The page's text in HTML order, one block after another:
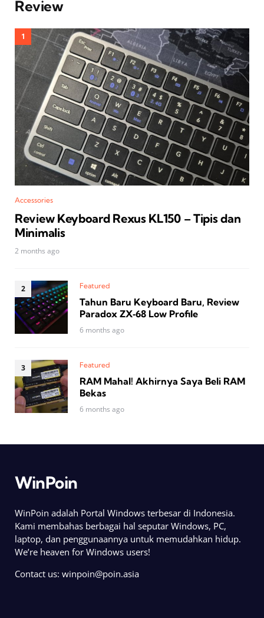
Review
Accessories
Review Keyboard Rexus KL150 – Tipis dan
Minimalis
2 months ago
Featured
Tahun Baru Keyboard Baru, Review
Paradox ZX‑68 Low Profile
6 months ago
Featured
RAM Mahal! Akhirnya Saya Beli RAM
Bekas
6 months ago
WinPoin
WinPoin adalah Portal Windows terbesar di Indonesia.
Kami membahas berbagai hal seputar Windows, PC,
laptop, dan penggunaannya untuk memudahkan hidup.
We’re heaven for Windows users!
Contact us: winpoin@poin.asia